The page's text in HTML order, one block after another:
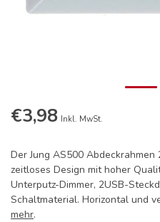
€3,98 Inkl. MwSt.
Der Jung AS500
zeitloses Design mit hoher
Unterputz-Dimmer, 2USB-
Schaltmaterial. Horizontal und
mehr.